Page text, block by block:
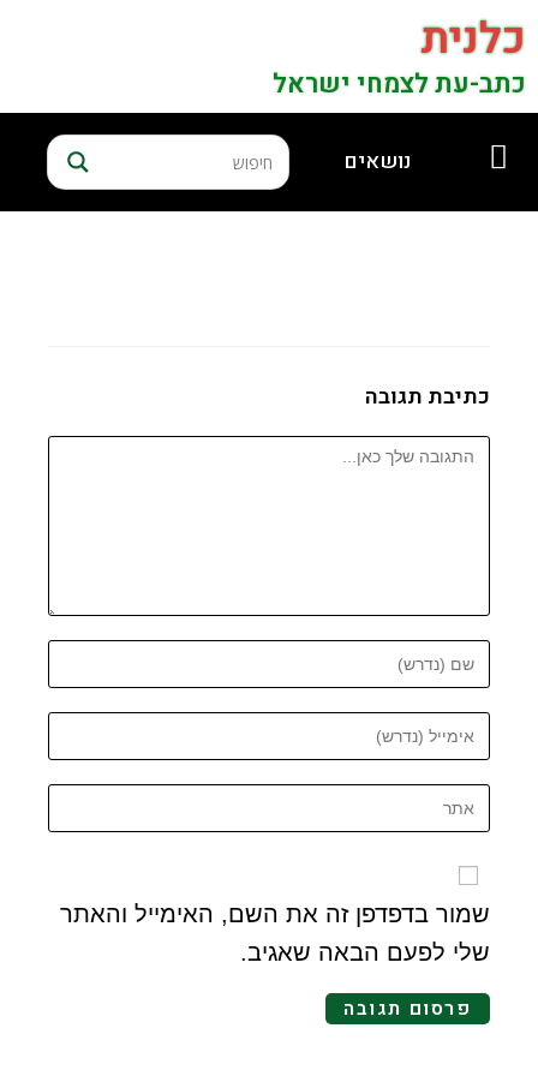
כלנית
כתב-עת לצמחי ישראל
נושאים
כתיבת תגובה
שמור בדפדפן זה את השם, האימייל והאתר
שלי לפעם הבאה שאגיב.